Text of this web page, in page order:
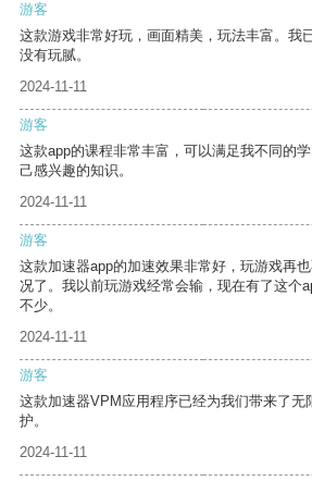
游客
这款游戏非常好玩，画面精美，玩法丰富。我
没有玩腻。
2024-11-11
游客
这款app的课程非常丰富，可以满足我不同的
己感兴趣的知识。
2024-11-11
游客
这款加速器app的加速效果非常好，玩游戏再
况了。我以前玩游戏经常会输，现在有了这个
不少。
2024-11-11
游客
这款加速器VPM应用程序已经为我们带来了无
护。
2024-11-11